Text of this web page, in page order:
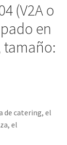
(V2A o
en
tamaño:
de catering, el
el